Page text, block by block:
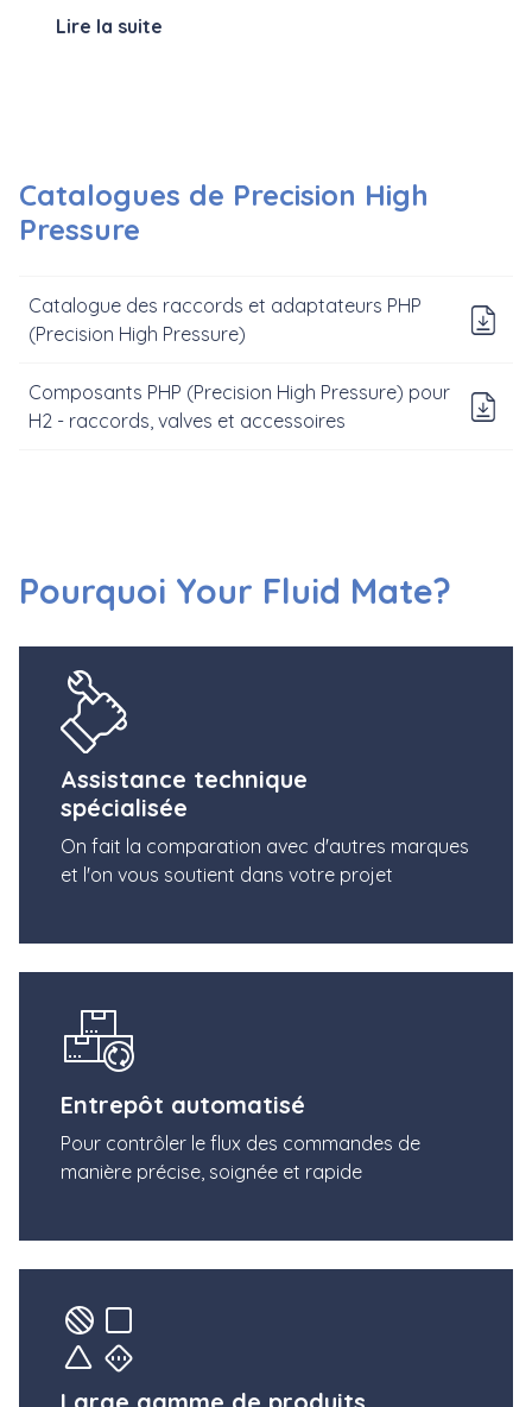
Lire la suite
Catalogues de Precision High
Pressure
Catalogue des raccords et adaptateurs PHP
(Precision High Pressure)
Composants PHP (Precision High Pressure) pour
H2 - raccords, valves et accessoires
Pourquoi Your Fluid Mate?
Assistance technique
spécialisée
On fait la comparation avec d'autres marques
et l'on vous soutient dans votre projet
Entrepôt automatisé
Pour contrôler le flux des commandes de
manière précise, soignée et rapide